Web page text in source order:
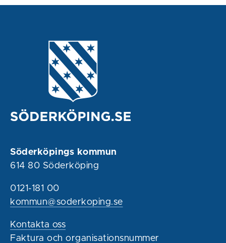
Söderköpings kommun
614 80 Söderköping
0121-181 00
kommun@soderkoping.se
Kontakta oss
Faktura och organisationsnummer